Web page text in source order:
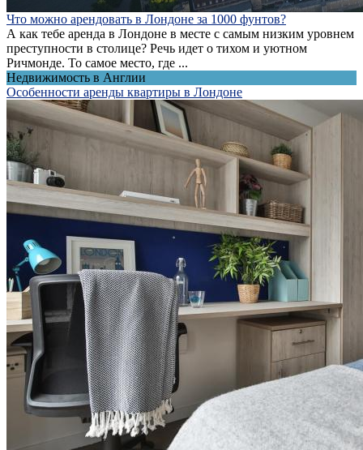
Что можно арендовать в Лондоне за 1000 фунтов?
А как тебе аренда в Лондоне в месте с самым низким уровнем
преступности в столице? Речь идет о тихом и уютном
Ричмонде. То самое место, где ...
Недвижимость в Англии
Особенности аренды квартиры в Лондоне